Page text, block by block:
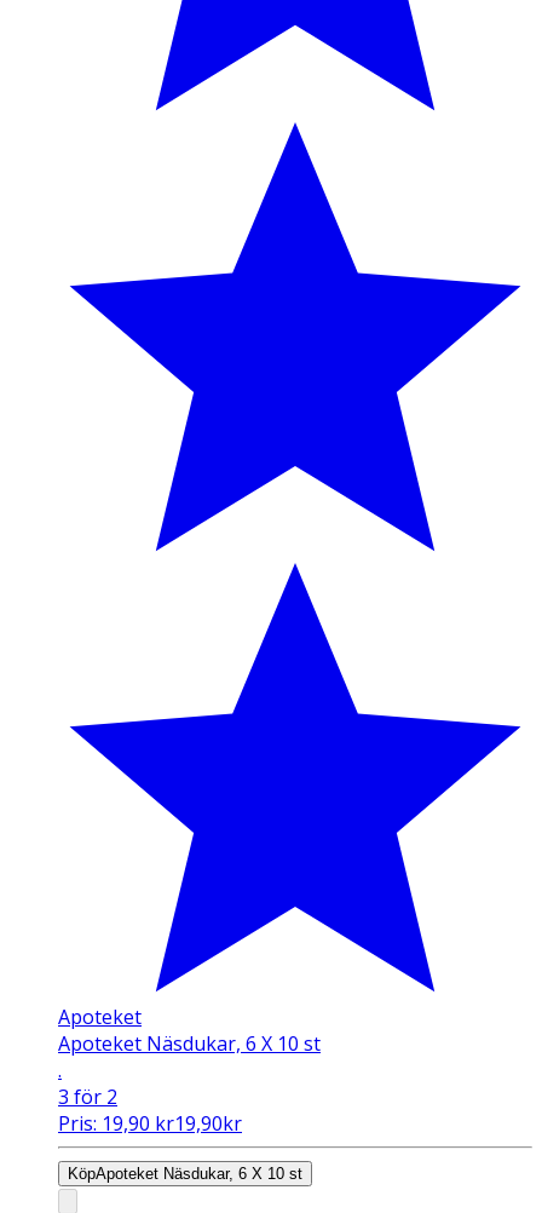
Apoteket
Apoteket Näsdukar, 6 X 10 st
.
3 för 2
Pris: 19,90 kr19,90kr
KöpApoteket Näsdukar, 6 X 10 st